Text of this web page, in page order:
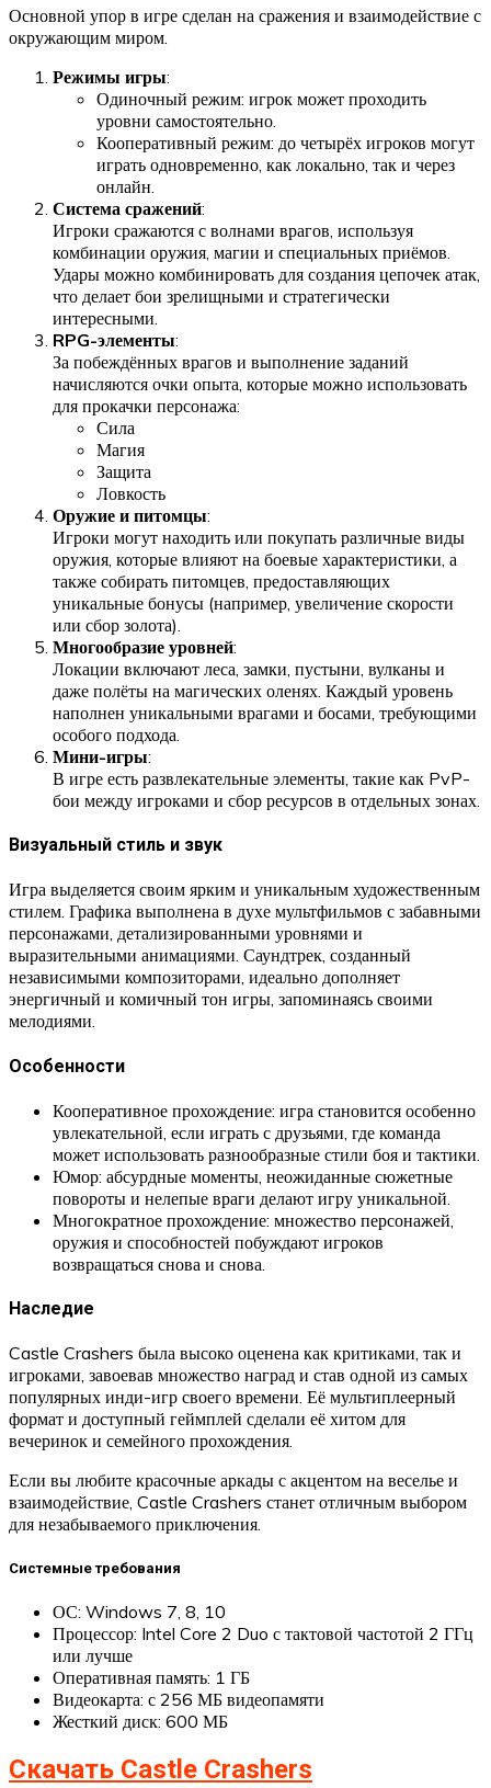
Основной упор в игре сделан на сражения и взаимодействие с
окружающим миром.
Режимы игры:
Одиночный режим: игрок может проходить
уровни самостоятельно.
Кооперативный режим: до четырёх игроков могут
играть одновременно, как локально, так и через
онлайн.
Система сражений:
Игроки сражаются с волнами врагов, используя
комбинации оружия, магии и специальных приёмов.
Удары можно комбинировать для создания цепочек атак,
что делает бои зрелищными и стратегически
интересными.
RPG-элементы:
За побеждённых врагов и выполнение заданий
начисляются очки опыта, которые можно использовать
для прокачки персонажа:
Сила
Магия
Защита
Ловкость
Оружие и питомцы:
Игроки могут находить или покупать различные виды
оружия, которые влияют на боевые характеристики, а
также собирать питомцев, предоставляющих
уникальные бонусы (например, увеличение скорости
или сбор золота).
Многообразие уровней:
Локации включают леса, замки, пустыни, вулканы и
даже полёты на магических оленях. Каждый уровень
наполнен уникальными врагами и босами, требующими
особого подхода.
Мини-игры:
В игре есть развлекательные элементы, такие как PvP-
бои между игроками и сбор ресурсов в отдельных зонах.
Визуальный стиль и звук
Игра выделяется своим ярким и уникальным художественным
стилем. Графика выполнена в духе мультфильмов с забавными
персонажами, детализированными уровнями и
выразительными анимациями. Саундтрек, созданный
независимыми композиторами, идеально дополняет
энергичный и комичный тон игры, запоминаясь своими
мелодиями.
Особенности
Кооперативное прохождение: игра становится особенно
увлекательной, если играть с друзьями, где команда
может использовать разнообразные стили боя и тактики.
Юмор: абсурдные моменты, неожиданные сюжетные
повороты и нелепые враги делают игру уникальной.
Многократное прохождение: множество персонажей,
оружия и способностей побуждают игроков
возвращаться снова и снова.
Наследие
Castle Crashers была высоко оценена как критиками, так и
игроками, завоевав множество наград и став одной из самых
популярных инди-игр своего времени. Её мультиплеерный
формат и доступный геймплей сделали её хитом для
вечеринок и семейного прохождения.
Если вы любите красочные аркады с акцентом на веселье и
взаимодействие, Castle Crashers станет отличным выбором
для незабываемого приключения.
Системные требования
ОС: Windows 7, 8, 10
Процессор: Intel Core 2 Duo с тактовой частотой 2 ГГц
или лучше
Оперативная память: 1 ГБ
Видеокарта: с 256 МБ видеопамяти
Жесткий диск: 600 МБ
Скачать Castle Crashers